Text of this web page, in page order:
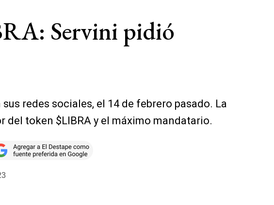
Servini pidió
redes sociales, el 14 de febrero pasado. La
token $LIBRA y el máximo mandatario.